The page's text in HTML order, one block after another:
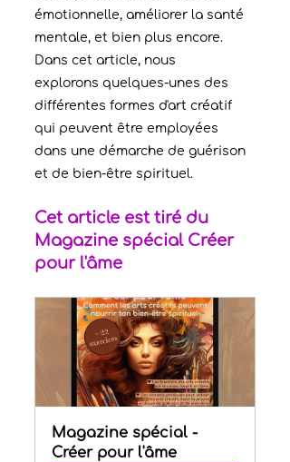
émotionnelle, améliorer la santé
mentale, et bien plus encore.
Dans cet article, nous
explorons quelques-unes des
différentes formes d'art créatif
qui peuvent être employées
dans une démarche de guérison
et de bien-être spirituel.
Cet article est tiré du
Magazine spécial Créer
pour l'âme
Magazine spécial -
Créer pour l'âme